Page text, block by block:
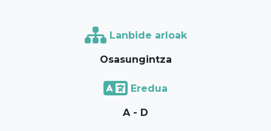
Lanbide arloak
Osasungintza
Eredua
A - D